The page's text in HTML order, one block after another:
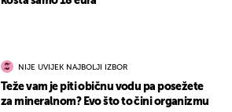
NIJE UVIJEK NAJBOLJI IZBOR
Teže vam je piti običnu vodu pa posežete
za mineralnom? Evo što to čini organizmu